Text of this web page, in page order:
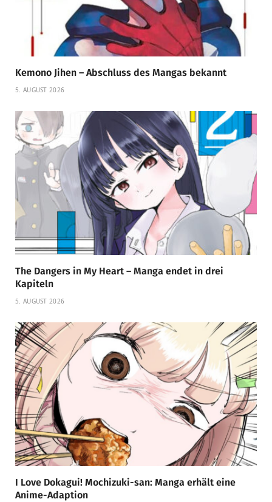
Kemono Jihen – Abschluss des Mangas bekannt
5. AUGUST 2026
The Dangers in My Heart – Manga endet in drei
Kapiteln
5. AUGUST 2026
I Love Dokagui! Mochizuki-san: Manga erhält eine
Anime-Adaption